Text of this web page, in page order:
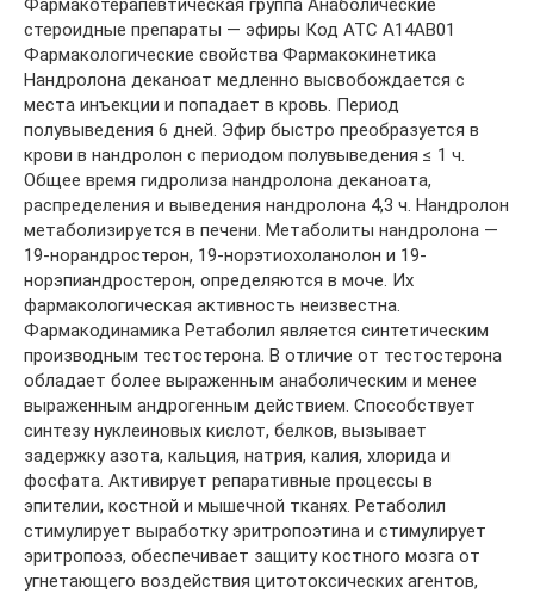
стероидные препараты — эфиры Код АТС А14АВ01
Фармакологические свойства Фармакокинетика
Нандролона деканоат медленно высвобождается с
места инъекции и попадает в кровь. Период
полувыведения 6 дней. Эфир быстро преобразуется в
крови в нандролон с периодом полувыведения ≤ 1 ч.
Общее время гидролиза нандролона деканоата,
распределения и выведения нандролона 4,3 ч. Нандролон
метаболизируется в печени. Метаболиты нандролона —
19-норандростерон, 19-норэтиохоланолон и 19-
норэпиандростерон, определяются в моче. Их
фармакологическая активность неизвестна.
Фармакодинамика Ретаболил является синтетическим
производным тестостерона. В отличие от тестостерона
обладает более выраженным анаболическим и менее
выраженным андрогенным действием. Способствует
синтезу нуклеиновых кислот, белков, вызывает
задержку азота, кальция, натрия, калия, хлорида и
фосфата. Активирует репаративные процессы в
эпителии, костной и мышечной тканях. Ретаболил
стимулирует выработку эритропоэтина и стимулирует
эритропоэз, обеспечивает защиту костного мозга от
угнетающего воздействия цитотоксических агентов,